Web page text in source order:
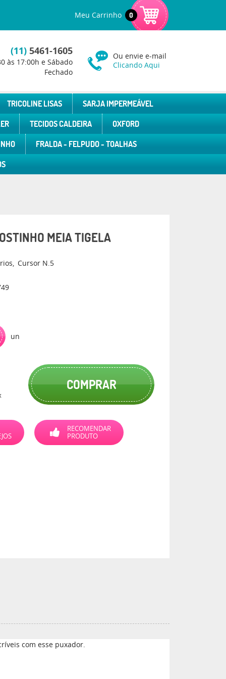
Meu Carrinho 0
(11) 5461-1605
às 17:00h e Sábado
Fechado
Ou envie e-mail
Clicando Aqui
TRICOLINE LISAS
SARJA IMPERMEÁVEL
TECIDOS CALDEIRA
OXFORD
FRALDA - FELPUDO - TOALHAS
MEIA TIGELA
Cursor N.5
un
COMPRAR
RECOMENDAR
PRODUTO
com esse puxador.